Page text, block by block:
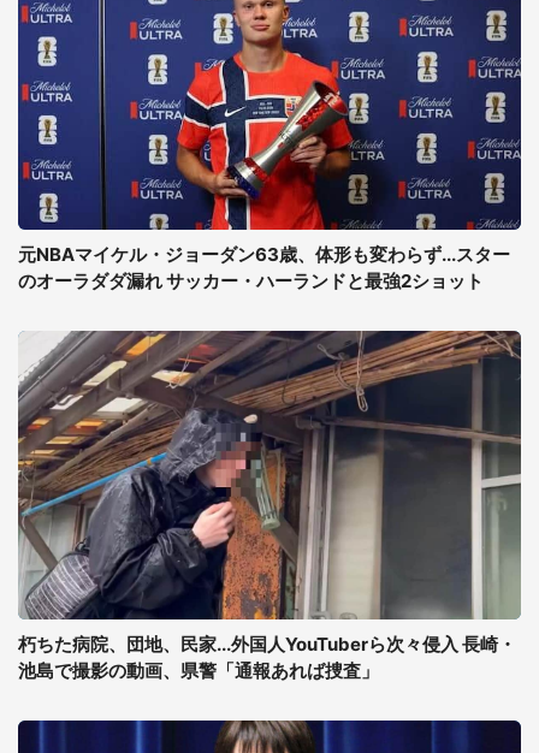
元NBAマイケル・ジョーダン63歳、体形も変わらず...スター
のオーラダダ漏れ サッカー・ハーランドと最強2ショット
朽ちた病院、団地、民家...外国人YouTuberら次々侵入 長崎・
池島で撮影の動画、県警「通報あれば捜査」